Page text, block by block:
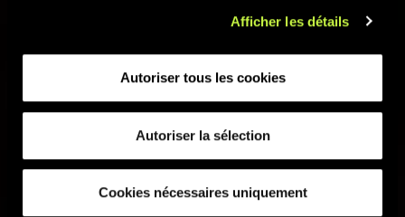
Afficher les détails
Autoriser tous les cookies
Autoriser la sélection
Cookies nécessaires uniquement